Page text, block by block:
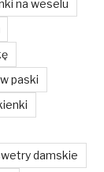
na weselu
paski
damskie